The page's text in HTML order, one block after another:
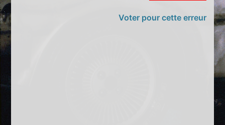
Voter pour cette erreur